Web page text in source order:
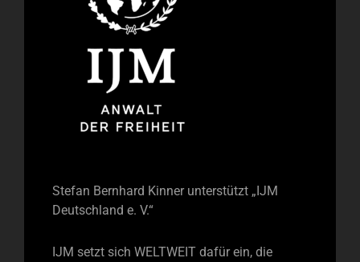
Stefan Bernhard Kinner unterstützt „IJM
Deutschland e. V.“
IJM setzt sich WELTWEIT dafür ein, die